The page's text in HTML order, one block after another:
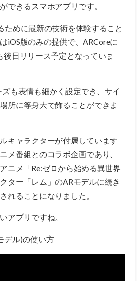
できるスマホアプリです。
ために最新の技術を体験すること
iOS版のみの提供で、ARCoreに
日リリース予定となっていま
も表情も細かく設定でき、サイ
所に等身大で飾ることができま
キャラクターが付属しています
メ番組とのコラボ企画であり、
ニメ「Re:ゼロから始める異世界
ター「レム」のARモデルに続き
れることになりました。
アプリですね。
デル)の使い方